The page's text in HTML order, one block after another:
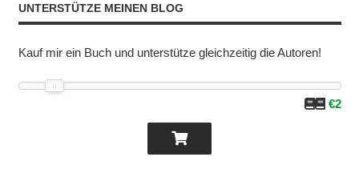
UNTERSTÜTZE MEINEN BLOG
Kauf mir ein Buch und unterstütze gleichzeitig die Autoren!
€2